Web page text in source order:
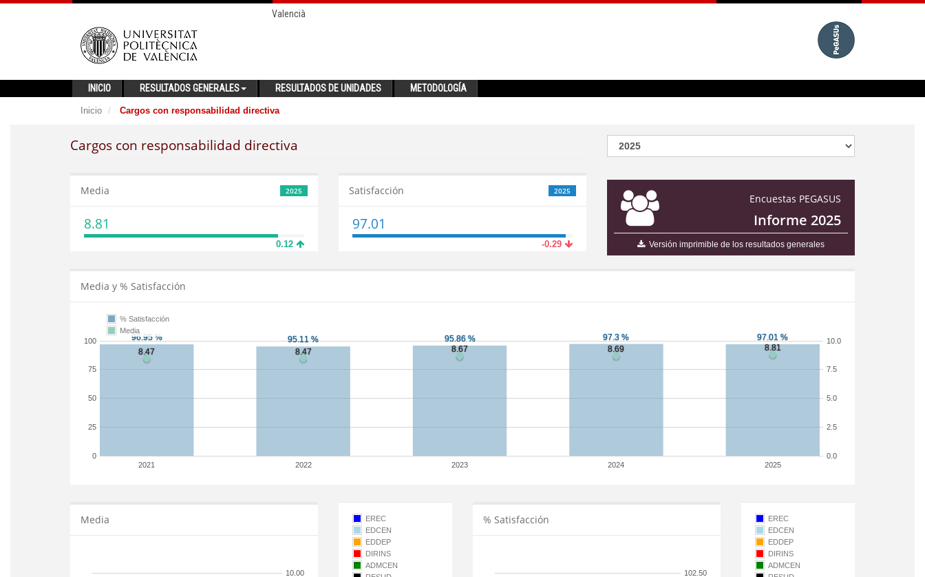
Valencià
INICIO RESULTADOS GENERALES RESULTADOS DE UNIDADES METODOLOGÍA
Inicio Cargos con responsabilidad directiva
Cargos con responsabilidad directiva
Encuestas PEGASUS
Informe 2025
Versión imprimible de los resultados generales
2025
Media
8.81
0.12
2025
Satisfacción
97.01
-0.29
Media y % Satisfacción
2021 2022 2023 2024 2025
0
25
50
75
100
0.0
2.5
5.0
7.5
10.0
% Satisfacción
Media
Media
10.00
EREC
EDCEN
EDDEP
DIRINS
ADMCEN
% Satisfacción
102.50
EREC
EDCEN
EDDEP
DIRINS
ADMCEN